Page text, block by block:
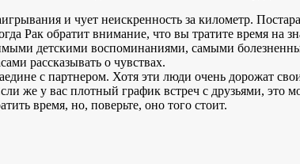
и чует неискренность за километр.
Рак обратит внимание, что вы тратите время на
детскими воспоминаниями, самыми
рассказывать о чувствах.
с партнером. Хотя эти люди очень дорожат
же у вас плотный график встреч с друзьями, это
время, но, поверьте, оно того стоит.